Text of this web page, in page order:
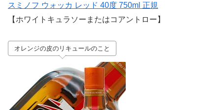
スミノフ ウォッカ レッド 40度 750ml 正規
【ホワイトキュラソーまたはコアントロー】
オレンジの皮のリキュールのこと